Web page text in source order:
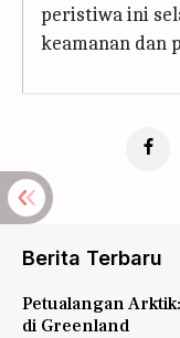
peristiwa ini
keamanan dan
Berita Terbaru
Petualangan
di Greenland